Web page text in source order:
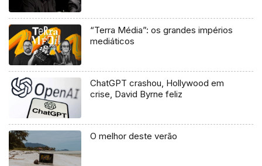
“Terra Média”: os grandes impérios
mediáticos
ChatGPT crashou, Hollywood em
crise, David Byrne feliz
O melhor deste verão